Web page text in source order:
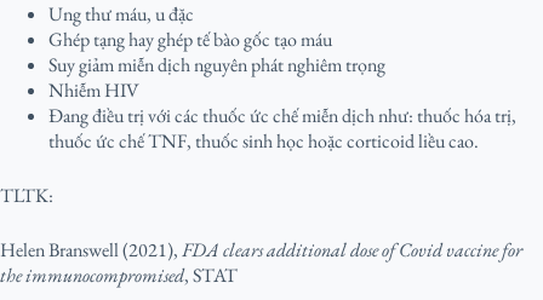
Ung thư máu, u đặc
Ghép tạng hay ghép tế bào gốc tạo máu
Suy giảm miễn dịch nguyên phát nghiêm trọng
Nhiễm HIV
Đang điều trị với các thuốc ức chế miễn dịch như: thuốc hóa trị,
thuốc ức chế TNF, thuốc sinh học hoặc corticoid liều cao.
TLTK:
Helen Branswell (2021),FDA clears additional dose of Covid vaccine for
the immunocompromised, STAT